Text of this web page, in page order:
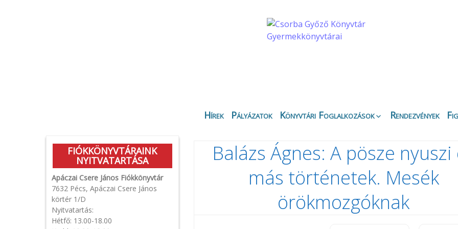
Hírek Pályázatok
Könyvtári Foglalkozások
Belvárosi Fiókkönyvtár
Csipkefa
Gyermekkönyvtár
Kertvárosi Fiókkönyvtár
Körbirodalom
Rendezvények
FIÓKKÖNYVTÁRAINK
NYITVATARTÁSA
Apáczai Csere János Fiókkönyvtár
7632 Pécs, Apáczai Csere János
körtér 1/D
Nyitvatartás:
Hétfő: 13.00-18.00
Balázs Ágnes: A pösze nyuszi
más történetek. Mesék
örökmozgóknak